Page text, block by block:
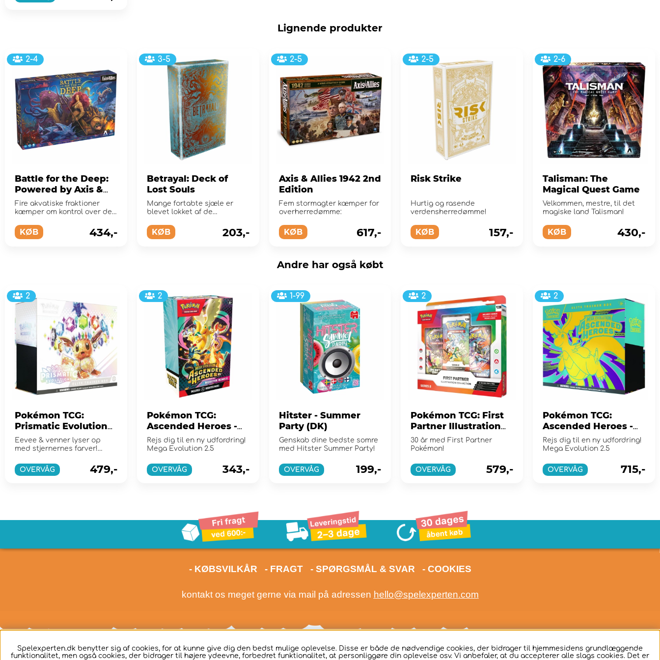
Lignende produkter
2-4
Battle for the Deep:
Powered by Axis &
Allies
Fire akvatiske fraktioner
kæmper om kontrol over de
KØB 434,-
3-5
Betrayal: Deck of
Lost Souls
Mange fortabte sjæle er
blevet lokket af de
i huset p...
KØB 203,-
2-5
Axis & Allies 1942 2nd
Edition
Fem stormagter kæmper for
overherredømme:
KØB 617,-
2-5
Risk Strike
Hurtig og rasende
verdensherredømme!
KØB 157,-
2-6
Talisman: The
Magical Quest Game
Velkommen, mestre, til det
magiske land Talisman!
KØB 430,-
Andre har også købt
2
Pokémon TCG:
Prismatic Evolutions
Elite Trainer Box
Eevee & venner lyser op
med stjernernes farver!
OVERVÅG
479,-
2
Pokémon TCG:
Ascended Heroes -
Booster Bundle
Rejs dig til en ny udfordring!
Mega Evolution 2.5
OVERVÅG 343,-
1-99
Hitster - Summer
Party (DK)
Genskab dine bedste somre
med Hitster Summer Party!
OVERVÅG 199,-
2
Pokémon TCG: First
Partner Illustration
Collection - Series 2
30 år med First Partner
Pokémon!
OVERVÅG 579,-
2
Pokémon TCG:
Ascended Heroes -
Elite Trainer Box
Rejs dig til en ny udfordring!
Mega Evolution 2.5
OVERVÅG 715,-
- KØBSVILKÅR - FRAGT - SPØRGSMÅL & SVAR - COOKIES
kontakt os meget gerne via mail på adressen hello@spelexperten.com
Spelexperten.dk benytter sig af cookies, for at kunne give dig den bedst mulige oplevelse. Disse er både de nødvendige cookies, der bidrager til hjemmesidens grundlæggende
funktionalitet, men også cookies, der bidrager til højere ydeevne, forbedret funktionalitet, at personliggøre din oplevelse osv. Vi anbefaler, at du accepterer alle slags cookies. Det er